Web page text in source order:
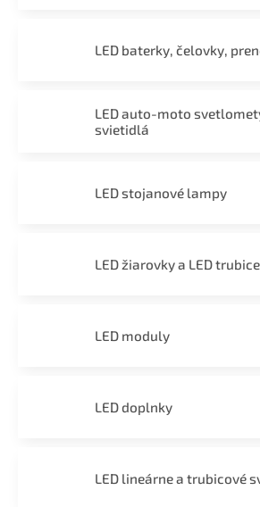
LED baterky, čelovky,
LED auto-moto
svietidlá
LED stojanové lampy
LED žiarovky a LED trubice
LED moduly
LED doplnky
LED lineárne a trubicové